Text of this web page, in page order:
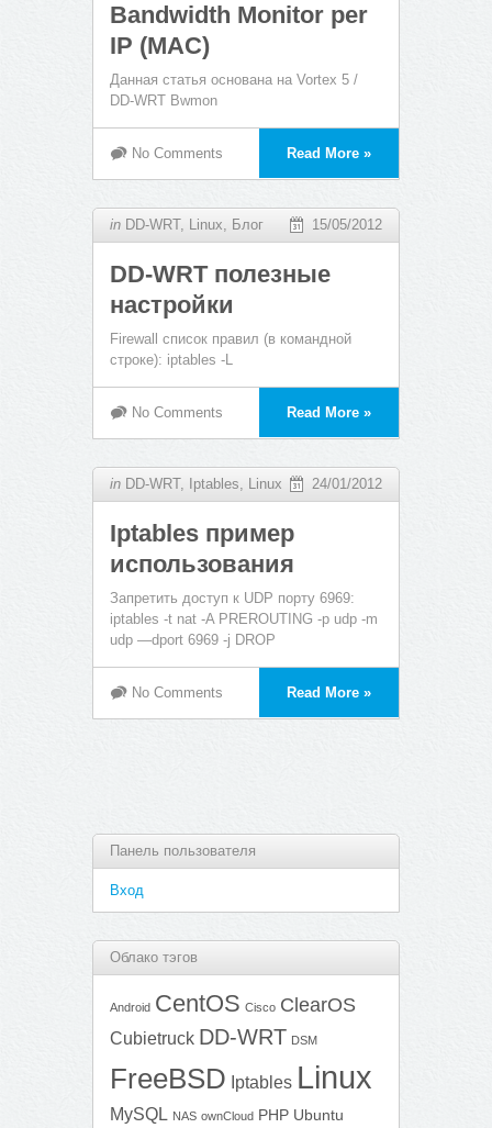
Bandwidth Monitor per
IP (MAC)
Данная статья основана на Vortex 5 /
DD-WRT Bwmon
No Comments Read More »
in DD-WRT, Linux, Блог 15/05/2012
DD-WRT полезные
настройки
Firewall список правил (в командной
строке): iptables -L
No Comments Read More »
in DD-WRT, Iptables, Linux 24/01/2012
Iptables пример
использования
Запретить доступ к UDP порту 6969:
iptables -t nat -A PREROUTING -p udp -m
udp —dport 6969 -j DROP
No Comments Read More »
Панель пользователя
Вход
Облако тэгов
Android CentOS Cisco ClearOS
Cubietruck DD-WRT DSM
FreeBSD Iptables Linux
MySQL NAS ownCloud PHP Ubuntu